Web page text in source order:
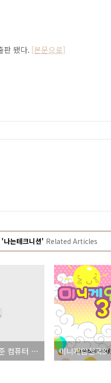
판 됐다. [본문으로]
'나는테크니션' Related Articles
친구한테 맞춰준 컴퓨터 견적